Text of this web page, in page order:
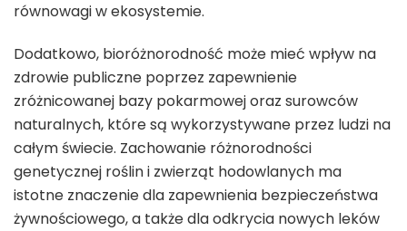
równowagi w ekosystemie.
Dodatkowo, bioróżnorodność może mieć wpływ na
zdrowie publiczne poprzez zapewnienie
zróżnicowanej bazy pokarmowej oraz surowców
naturalnych, które są wykorzystywane przez ludzi na
całym świecie. Zachowanie różnorodności
genetycznej roślin i zwierząt hodowlanych ma
istotne znaczenie dla zapewnienia bezpieczeństwa
żywnościowego, a także dla odkrycia nowych leków